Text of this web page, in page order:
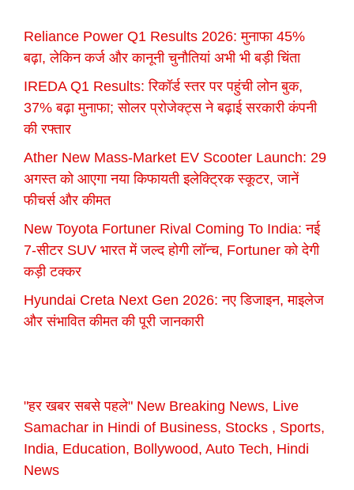
Reliance Power Q1 Results 2026: मुनाफा 45%
बढ़ा, लेकिन कर्ज और कानूनी चुनौतियां अभी भी बड़ी चिंता
IREDA Q1 Results: रिकॉर्ड स्तर पर पहुंची लोन बुक,
37% बढ़ा मुनाफा; सोलर प्रोजेक्ट्स ने बढ़ाई सरकारी कंपनी
की रफ्तार
Ather New Mass-Market EV Scooter Launch: 29
अगस्त को आएगा नया किफायती इलेक्ट्रिक स्कूटर, जानें
फीचर्स और कीमत
New Toyota Fortuner Rival Coming To India: नई
7-सीटर SUV भारत में जल्द होगी लॉन्च, Fortuner को देगी
कड़ी टक्कर
Hyundai Creta Next Gen 2026: नए डिजाइन, माइलेज
और संभावित कीमत की पूरी जानकारी
"हर खबर सबसे पहले" New Breaking News, Live
Samachar in Hindi of Business, Stocks , Sports,
India, Education, Bollywood, Auto Tech, Hindi
News